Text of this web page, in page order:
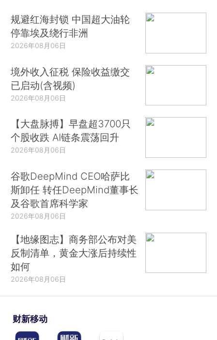
规避红海封锁 中国超大油轮
停靠埃及绕行非洲
2026年08月06日
境外收入征税 保险收益缴交
已启动(含视频)
2026年08月06日
【大盘脉搏】早盘超3700只
个股收跌 AI链条震荡回升
2026年08月06日
谷歌DeepMind CEO哈萨比
斯卸任 转任DeepMind董事长
及谷歌首席科学家
2026年08月06日
【地缘图志】商务部公布对美
反制清单，黄金大涨后持续性
如何
2026年08月06日
财新移动